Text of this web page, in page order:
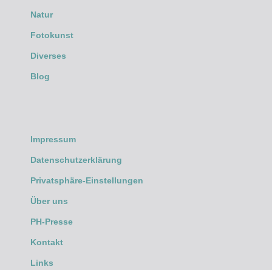
Natur
Fotokunst
Diverses
Blog
Impressum
Datenschutzerklärung
Privatsphäre-Einstellungen
Über uns
PH-Presse
Kontakt
Links